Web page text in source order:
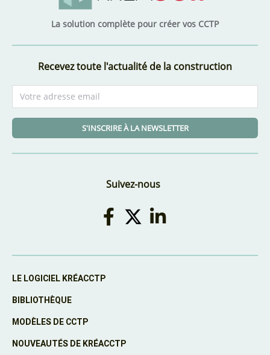
La solution complète pour créer vos CCTP
Recevez toute l'actualité de la construction
S'INSCRIRE À LA NEWSLETTER
Suivez-nous
LE LOGICIEL KRÉACCTP
BIBLIOTHÈQUE
MODÈLES DE CCTP
NOUVEAUTÉS DE KRÉACCTP